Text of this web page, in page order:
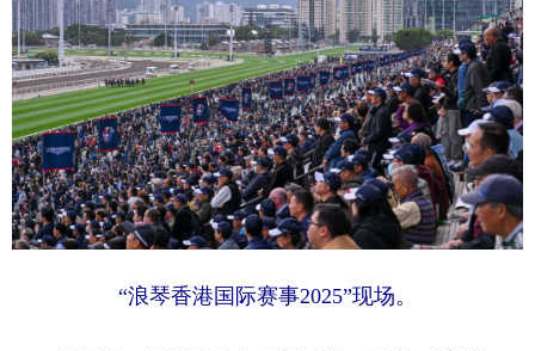
食品 人居 信息化 数字经济
学术中国 乡村振兴 银龄 溯源中国
城市 旅游 能源 会展
彩票 娱乐 时尚 悦读
公益 一带一路 亚太网 上市公司
“浪琴香港国际赛事2025”现场。